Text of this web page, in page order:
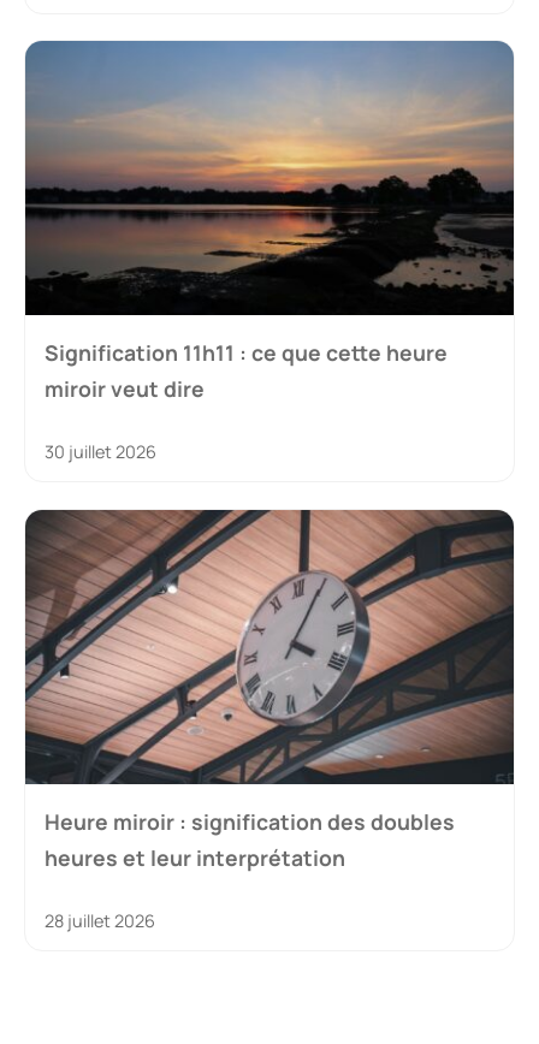
Signification 11h11 : ce que cette heure
miroir veut dire
30 juillet 2026
Heure miroir : signification des doubles
heures et leur interprétation
28 juillet 2026